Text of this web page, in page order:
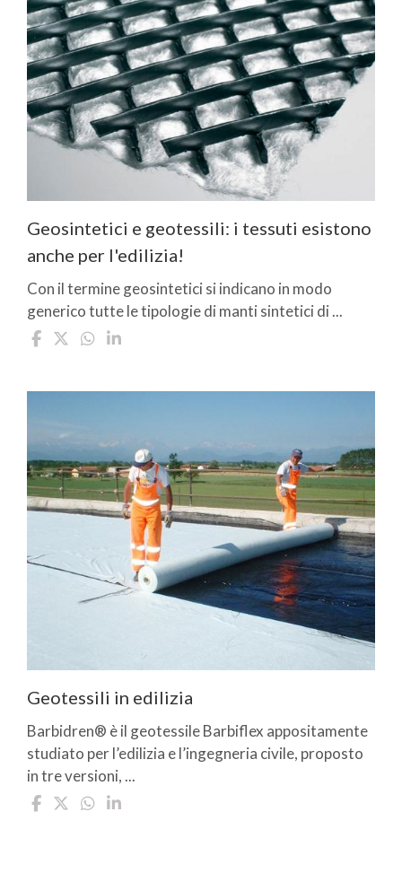
Geosintetici e geotessili: i tessuti esistono
anche per l'edilizia!
Con il termine geosintetici si indicano in modo
generico tutte le tipologie di manti sintetici di ...
Geotessili in edilizia
Barbidren® è il geotessile Barbiflex appositamente
studiato per l’edilizia e l’ingegneria civile, proposto
in tre versioni, ...